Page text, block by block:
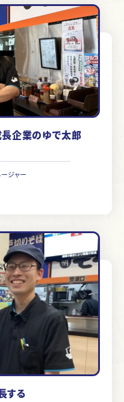
長企業のゆで太郎
ジャー
する